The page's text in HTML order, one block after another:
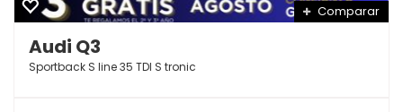
Comparar
Audi Q3
Sportback S line 35 TDI S tronic